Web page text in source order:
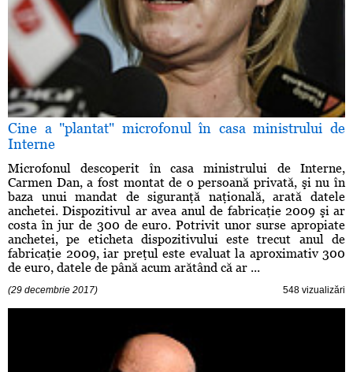
Cine a "plantat" microfonul în casa ministrului de
Interne
Microfonul descoperit în casa ministrului de Interne,
Carmen Dan, a fost montat de o persoană privată, şi nu în
baza unui mandat de siguranţă naţională, arată datele
anchetei. Dispozitivul ar avea anul de fabricaţie 2009 şi ar
costa în jur de 300 de euro. Potrivit unor surse apropiate
anchetei, pe eticheta dispozitivului este trecut anul de
fabricaţie 2009, iar preţul este evaluat la aproximativ 300
de euro, datele de până acum arătând că ar ...
(29 decembrie 2017) 548 vizualizări